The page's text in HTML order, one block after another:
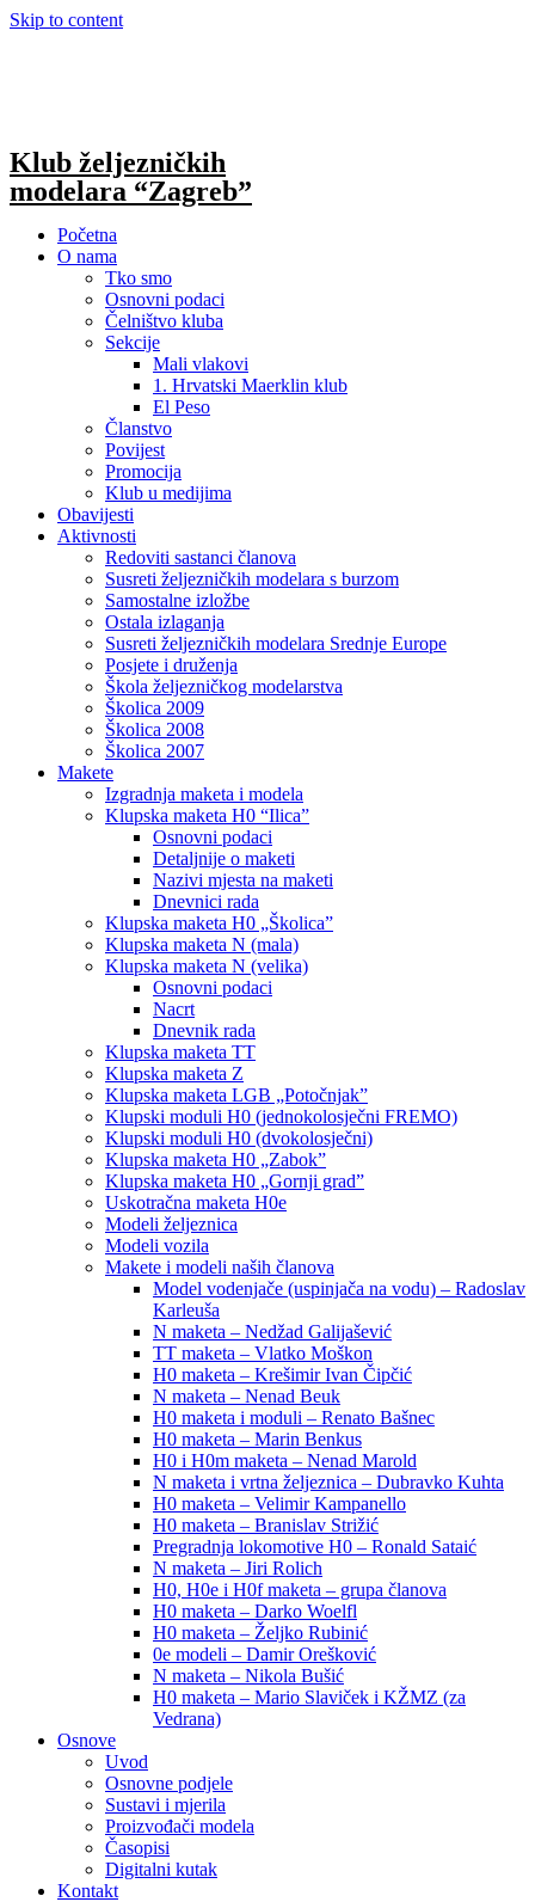
Skip to content
Klub željezničkih
modelara “Zagreb”
Početna
O nama
Tko smo
Osnovni podaci
Čelništvo kluba
Sekcije
Mali vlakovi
1. Hrvatski Maerklin klub
El Peso
Članstvo
Povijest
Promocija
Klub u medijima
Obavijesti
Aktivnosti
Redoviti sastanci članova
Susreti željezničkih modelara s burzom
Samostalne izložbe
Ostala izlaganja
Susreti željezničkih modelara Srednje Europe
Posjete i druženja
Škola željezničkog modelarstva
Školica 2009
Školica 2008
Školica 2007
Makete
Izgradnja maketa i modela
Klupska maketa H0 “Ilica”
Osnovni podaci
Detaljnije o maketi
Nazivi mjesta na maketi
Dnevnici rada
Klupska maketa H0 „Školica”
Klupska maketa N (mala)
Klupska maketa N (velika)
Osnovni podaci
Nacrt
Dnevnik rada
Klupska maketa TT
Klupska maketa Z
Klupska maketa LGB „Potočnjak”
Klupski moduli H0 (jednokolosječni FREMO)
Klupski moduli H0 (dvokolosječni)
Klupska maketa H0 „Zabok”
Klupska maketa H0 „Gornji grad”
Uskotračna maketa H0e
Modeli željeznica
Modeli vozila
Makete i modeli naših članova
Model vodenjače (uspinjača na vodu) – Radoslav
Karleuša
N maketa – Nedžad Galijašević
TT maketa – Vlatko Moškon
H0 maketa – Krešimir Ivan Čipčić
N maketa – Nenad Beuk
H0 maketa i moduli – Renato Bašnec
H0 maketa – Marin Benkus
H0 i H0m maketa – Nenad Marold
N maketa i vrtna željeznica – Dubravko Kuhta
H0 maketa – Velimir Kampanello
H0 maketa – Branislav Strižić
Pregradnja lokomotive H0 – Ronald Sataić
N maketa – Jiri Rolich
H0, H0e i H0f maketa – grupa članova
H0 maketa – Darko Woelfl
H0 maketa – Željko Rubinić
0e modeli – Damir Orešković
N maketa – Nikola Bušić
H0 maketa – Mario Slaviček i KŽMZ (za
Vedrana)
Osnove
Uvod
Osnovne podjele
Sustavi i mjerila
Proizvođači modela
Časopisi
Digitalni kutak
Kontakt